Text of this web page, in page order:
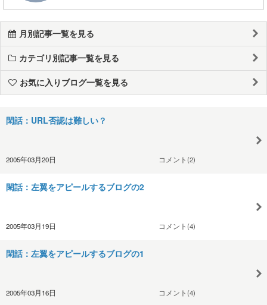
月別記事一覧を見る
カテゴリ別記事一覧を見る
お気に入りブログ一覧を見る
閑話：URL否認は難しい？
2005年03月20日 コメント(2)
閑話：左翼をアピールするブログの2
2005年03月19日 コメント(4)
閑話：左翼をアピールするブログの1
2005年03月16日 コメント(4)